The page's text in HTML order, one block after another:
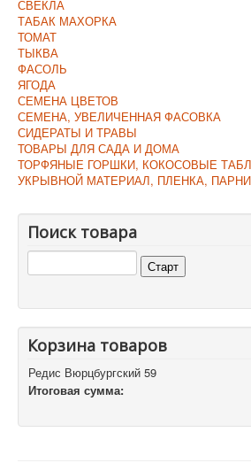
СВЕКЛА
ТАБАК МАХОРКА
ТОМАТ
ТЫКВА
ФАСОЛЬ
ЯГОДА
СЕМЕНА ЦВЕТОВ
СЕМЕНА, УВЕЛИЧЕННАЯ ФАСОВКА
СИДЕРАТЫ И ТРАВЫ
ТОВАРЫ ДЛЯ САДА И ДОМА
ТОРФЯНЫЕ ГОРШКИ, КОКОСОВЫЕ
УКРЫВНОЙ МАТЕРИАЛ, ПЛЕНКА,
Поиск товара
Корзина товаров
Редис Вюрцбургский 59
Итоговая сумма: